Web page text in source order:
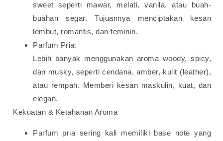
sweet seperti mawar, melati, vanila, atau buah-
buahan segar. Tujuannya menciptakan kesan
lembut, romantis, dan feminin.
Parfum Pria:
Lebih banyak menggunakan aroma woody, spicy,
dan musky, seperti cendana, amber, kulit (leather),
atau rempah. Memberi kesan maskulin, kuat, dan
elegan.
Kekuatan & Ketahanan Aroma
Parfum pria sering kali memiliki base note yang